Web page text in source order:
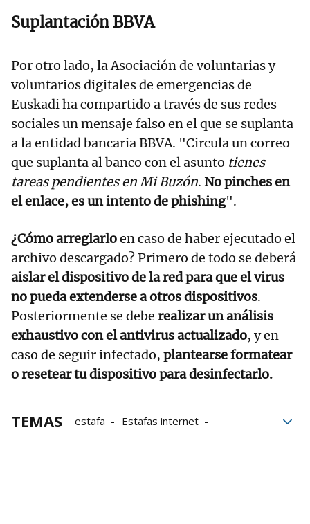
Suplantación BBVA
Por otro lado, la Asociación de voluntarias y
voluntarios digitales de emergencias de
Euskadi ha compartido a través de sus redes
sociales un mensaje falso en el que se suplanta
a la entidad bancaria BBVA. "Circula un correo
que suplanta al banco con el asunto tienes
tareas pendientes en Mi Buzón. No pinches en
el enlace, es un intento de phishing".
¿Cómo arreglarloen caso de haber ejecutado el
archivo descargado? Primero de todo se deberá
aislar el dispositivo de la red para que el virus
no pueda extenderse a otros dispositivos.
Posteriormente se debe realizar un análisis
exhaustivo con el antivirus actualizado, y en
caso de seguir infectado, plantearse formatear
o resetear tu dispositivo para desinfectarlo.
TEMAS estafa
Estafas internet